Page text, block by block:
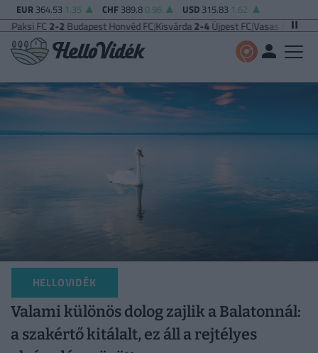
EUR 364.53 1.35 CHF 389.8 0.96 USD 315.83 1.62
2Budapest Honvéd FC|Kisvárda2-4Újpest FC|Vasas FC5-0
HELLOVIDÉK
Valami különös dolog zajlik a Balatonnál:
a szakértő kitálalt, ez áll a rejtélyes